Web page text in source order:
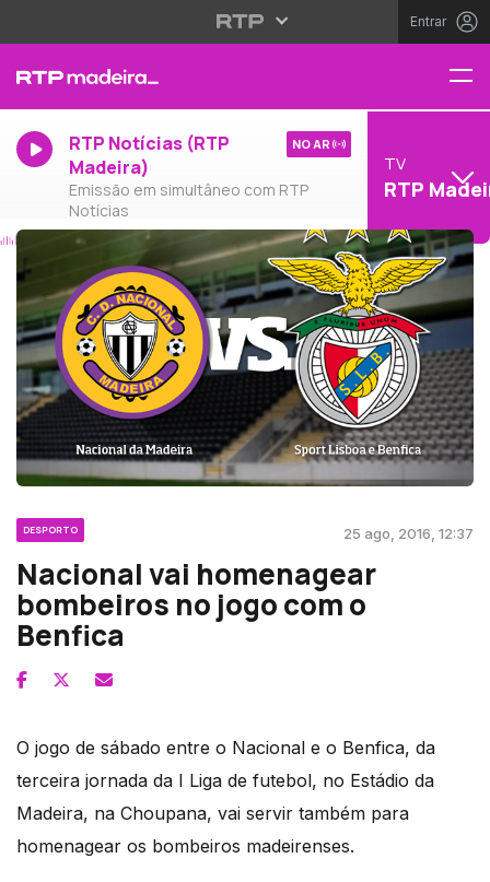
Entrar
RTP Notícias (RTP
Madeira)
Emissão em simultâneo com RTP
Notícias
NO AR
TV
RTP
DESPORTO 25 ago, 2016, 12:37
Nacional vai homenagear
bombeiros no jogo com o
Benfica
O jogo de sábado entre o Nacional e o Benfica, da
terceira jornada da I Liga de futebol, no Estádio da
Madeira, na Choupana, vai servir também para
homenagear os bombeiros madeirenses.